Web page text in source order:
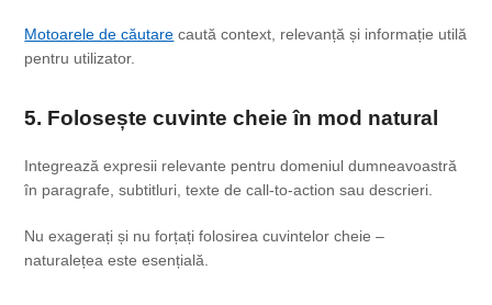
Motoarele de căutare caută context, relevanță și informație utilă
pentru utilizator.
5. Folosește cuvinte cheie în mod natural
Integrează expresii relevante pentru domeniul dumneavoastră
în paragrafe, subtitluri, texte de call-to-action sau descrieri.
Nu exagerați și nu forțați folosirea cuvintelor cheie –
naturalețea este esențială.